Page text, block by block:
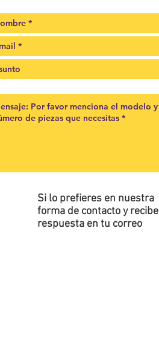
Si lo prefieres en nuestra
forma de contacto y recibe
respuesta en tu correo